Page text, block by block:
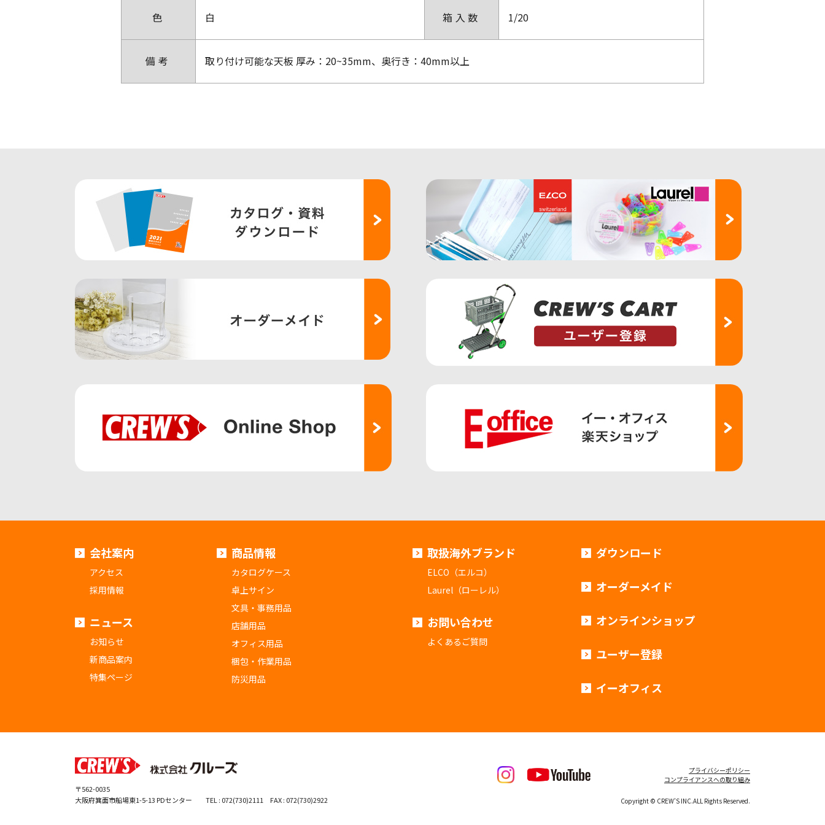
色 白 箱入数 1/20
備考 取り付け可能な天板 厚み：20~35mm、奥行き：40mm以上
会社案内
アクセス
採用情報
ニュース
お知らせ
新商品案内
特集ページ
商品情報
カタログケース
卓上サイン
文具・事務用品
店舗用品
オフィス用品
梱包・作業用品
防災用品
取扱海外ブランド
ELCO（エルコ）
Laurel（ローレル）
お問い合わせ
よくあるご質問
ダウンロード
オーダーメイド
オンラインショップ
ユーザー登録
イーオフィス
〒562-0035
大阪府箕面市船場東1-5-13 PDセンター TEL : 072(730)2111 FAX : 072(730)2922
プライバシーポリシー
コンプライアンスへの取り組み
Copyright © CREW’S INC.ALL Rights Reserved.